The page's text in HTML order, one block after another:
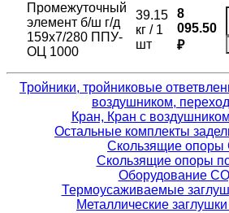
Промежуточный
элемент б/ш г/д
159х7/280 ППУ-
ОЦ 1000
39.15
кг / 1
шт
8
095.50
₽
Тройники, тройниковые
воздушником,
Кран, Кран с
Остальные комплекты
Скользящие
Скользящие опоры
Оборудование
Термоусаживаемые
Металлические